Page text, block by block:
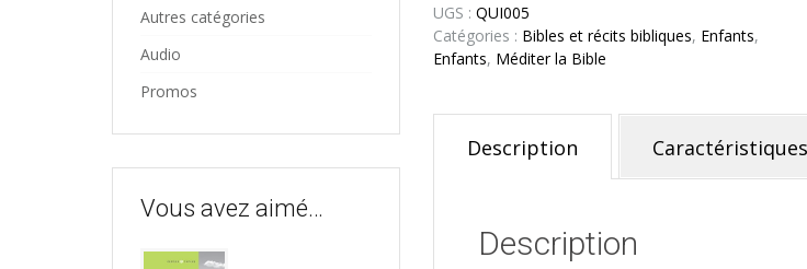
UGS : QUI005
Catégories : Bibles et récits bibliques, Enfants,
Enfants, Méditer la Bible
Description Caractéristiques
Description
Autres catégories
Audio
Promos
Vous avez aimé…